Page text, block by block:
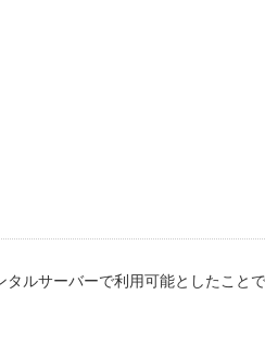
ルサーバーで利用可能としたことで